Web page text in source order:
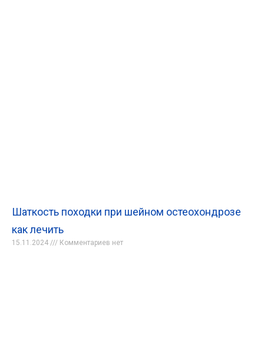
Шаткость походки при шейном остеохондрозе
как лечить
15.11.2024 Комментариев нет